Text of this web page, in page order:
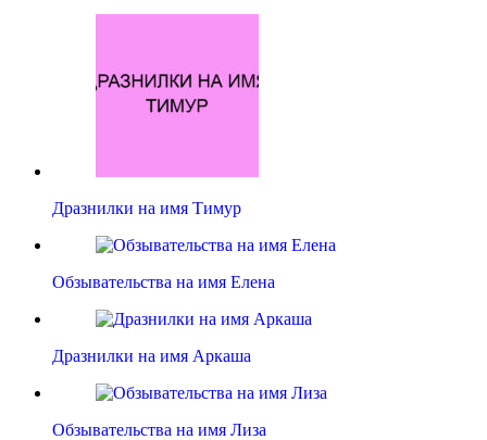
Дразнилки на имя Тимур
Обзывательства на имя Елена
Дразнилки на имя Аркаша
Обзывательства на имя Лиза